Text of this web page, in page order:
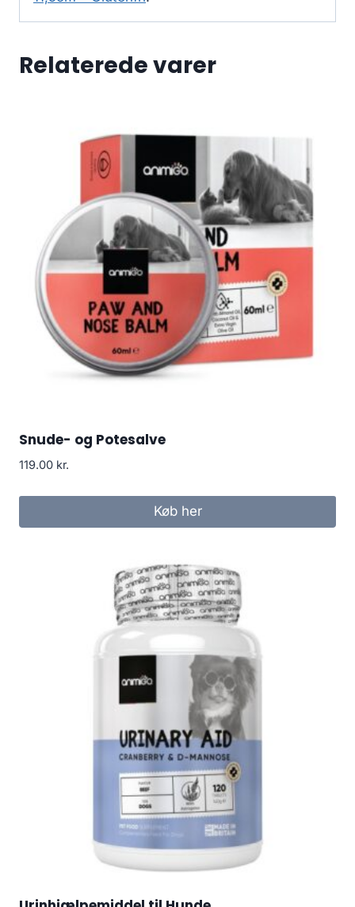
Relaterede varer
Snude- og Potesalve
119.00 kr.
Køb her